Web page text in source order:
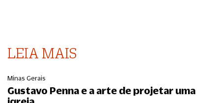
LEIA MAIS
Minas Gerais
Gustavo Penna e a arte de projetar uma